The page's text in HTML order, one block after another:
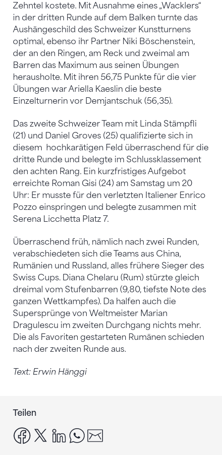
Zehntel kostete. Mit Ausnahme eines „Wacklers“
in der dritten Runde auf dem Balken turnte das
Aushängeschild des Schweizer Kunstturnens
optimal, ebenso ihr Partner Niki Böschenstein,
der an den Ringen, am Reck und zweimal am
Barren das Maximum aus seinen Übungen
herausholte. Mit ihren 56,75 Punkte für die vier
Übungen war Ariella Kaeslin die beste
Einzelturnerin vor Demjantschuk (56,35).
Das zweite Schweizer Team mit Linda Stämpfli
(21) und Daniel Groves (25) qualifizierte sich in
diesem hochkarätigen Feld überraschend für die
dritte Runde und belegte im Schlussklassement
den achten Rang. Ein kurzfristiges Aufgebot
erreichte Roman Gisi (24) am Samstag um 20
Uhr: Er musste für den verletzten Italiener Enrico
Pozzo einspringen und belegte zusammen mit
Serena Licchetta Platz 7.
Überraschend früh, nämlich nach zwei Runden,
verabschiedeten sich die Teams aus China,
Rumänien und Russland, alles frühere Sieger des
Swiss Cups. Diana Chelaru (Rum) stürzte gleich
dreimal vom Stufenbarren (9,80, tiefste Note des
ganzen Wettkampfes). Da halfen auch die
Supersprünge von Weltmeister Marian
Dragulescu im zweiten Durchgang nichts mehr.
Die als Favoriten gestarteten Rumänen schieden
nach der zweiten Runde aus.
Text: Erwin Hänggi
Teilen
facebook
x linkedinwhatsapp